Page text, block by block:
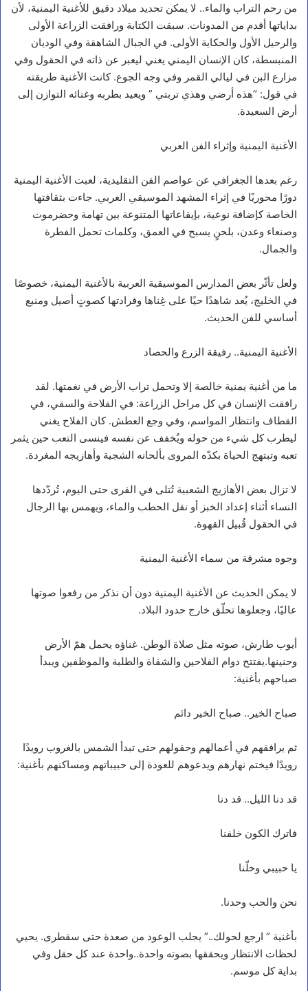
من رحم التراب والماء.. لا يمكن تحديد ميلاد دقيق للأغنية اليمنية، لأن
بداياتها أقدم من المدونات. سبقت الكتابة ورافقت الزراعة الأولى
والرحيل الأول والحكاية الأولى. في الجبال الشاهقة وفي الوديان
المنبسطة، كان الإنسان اليمني يغني ليعبر عن ذاته في الحقول وفي
مزارع البن في ليالي القمر وفي وجه الجوع. كانت الأغنية طريقته
في قول: “هذه أرضي وهذي تربتي ” ويعيد بطربه وغنائه التوازن إلى
أرض السعيدة.
الأغنية اليمنية وإثراء الفن العربي
رغم بعدها الجغرافي عن عواصم الفن التقليدية، لعبت الأغنية اليمنية
دورًا محوريًا في إثراء المشهد الموسيقي العربي. جاءت بثقافتها
الخاصة كإضافة نوعية، بإيقاعاتها المتنوعة بين تهامة وحضرموت
وصنعاء وعدن، بلحنٍ يسبح في العمق، وكلمات تحمل الفطرة
والجمال.
ولعل تأثّر بعض المدارس الموسيقية العربية بالأغنية اليمنية، خصوصًا
في الخليج، يُعد شاهدًا حيًا على غِناها وفرادتها كصوتٍ أصيل ومنبع
أساسي للفن الحديث.
الأغنية اليمنية.. رفيقة الزرع والحصاد
ما من أغنية يمنية خالصة إلا وتحمل تراب الأرض في نغمتها. لقد
رافقت الإنسان في كل مراحل الزراعة: في الفلاحة والسقي، في
القطاف وانتظار المواسم، وفي وجع العطش. كان الفلاح يغني
ليطرب كل شيء من حوله ويُخفف عن نفسه فينسى التعب حين يثمر
تعبه وتبتهج الحياة بكدّه المروى بألحانه الشجية وأهازيجه المغردة.
لا تزال بعض الأهازيج الشعبية تُتلى في القرى حتى اليوم، تُردّدها
النساء أثناء إعداد الخبز أو نقل الحطب والماء، ويهمس بها الرجال
في الحقول قُبيل القهوة.
وجوه مشرقة من سماء الأغنية اليمنية
لا يمكن الحديث عن الأغنية اليمنية دون أن نذكر من رفعوا صوتها
عاليًا، وجعلوها تحلّق خارج حدود البلاد.
أيوب طارش، صوته مثل صلاة الوطن. غناؤه يحمل همّ الأرض
وحنينها.يفتتح دوام الفلاحين والشقاة والطلبة والموظفين ويبدأ
صباحهم بأغنية:
صباح الخير.. صباح الخير دائم
ثم يرافقهم في أعمالهم وحقولهم حتى تبدأ الشمس بالغروب رويدًا
رويدًا فيختم نهارهم ويدعوهم للعودة إلى حبيباتهم ومساكنهم بأغنية:
قد دنا الليل.. قد دنا
فاترك الكون خلفنا
يا حبيبي وخلّنا
نحن والحب وحدنا.
بأغنية ” ارجع لحولك..” يجلب الوعود من صعدة حتى سقطرى. يحيي
لحظات الانتظار ويحققها بصوته واحدة..واحدة عند كل حقل وفي
بداية كل موسم.